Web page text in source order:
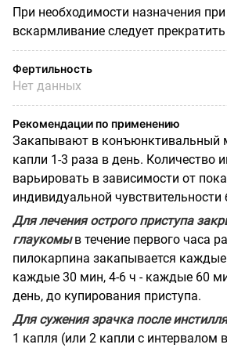
При необходимости назначения
вскармливание следует
Фертильность
Нет данных
Рекомендации по применению
Закапывают в конъюнктивальный
капли 1-3 раза в день. Количество
варьировать в зависимости от
индивидуальной чувствительности
Для лечения острого приступа
глаукомыв течение первого часа
пилокарпина закапывается
каждые 30 мин, 4-6 ч - каждые 60
день, до купирования приступа.
Для сужения зрачка после
1 капля (или 2 капли с интервалом